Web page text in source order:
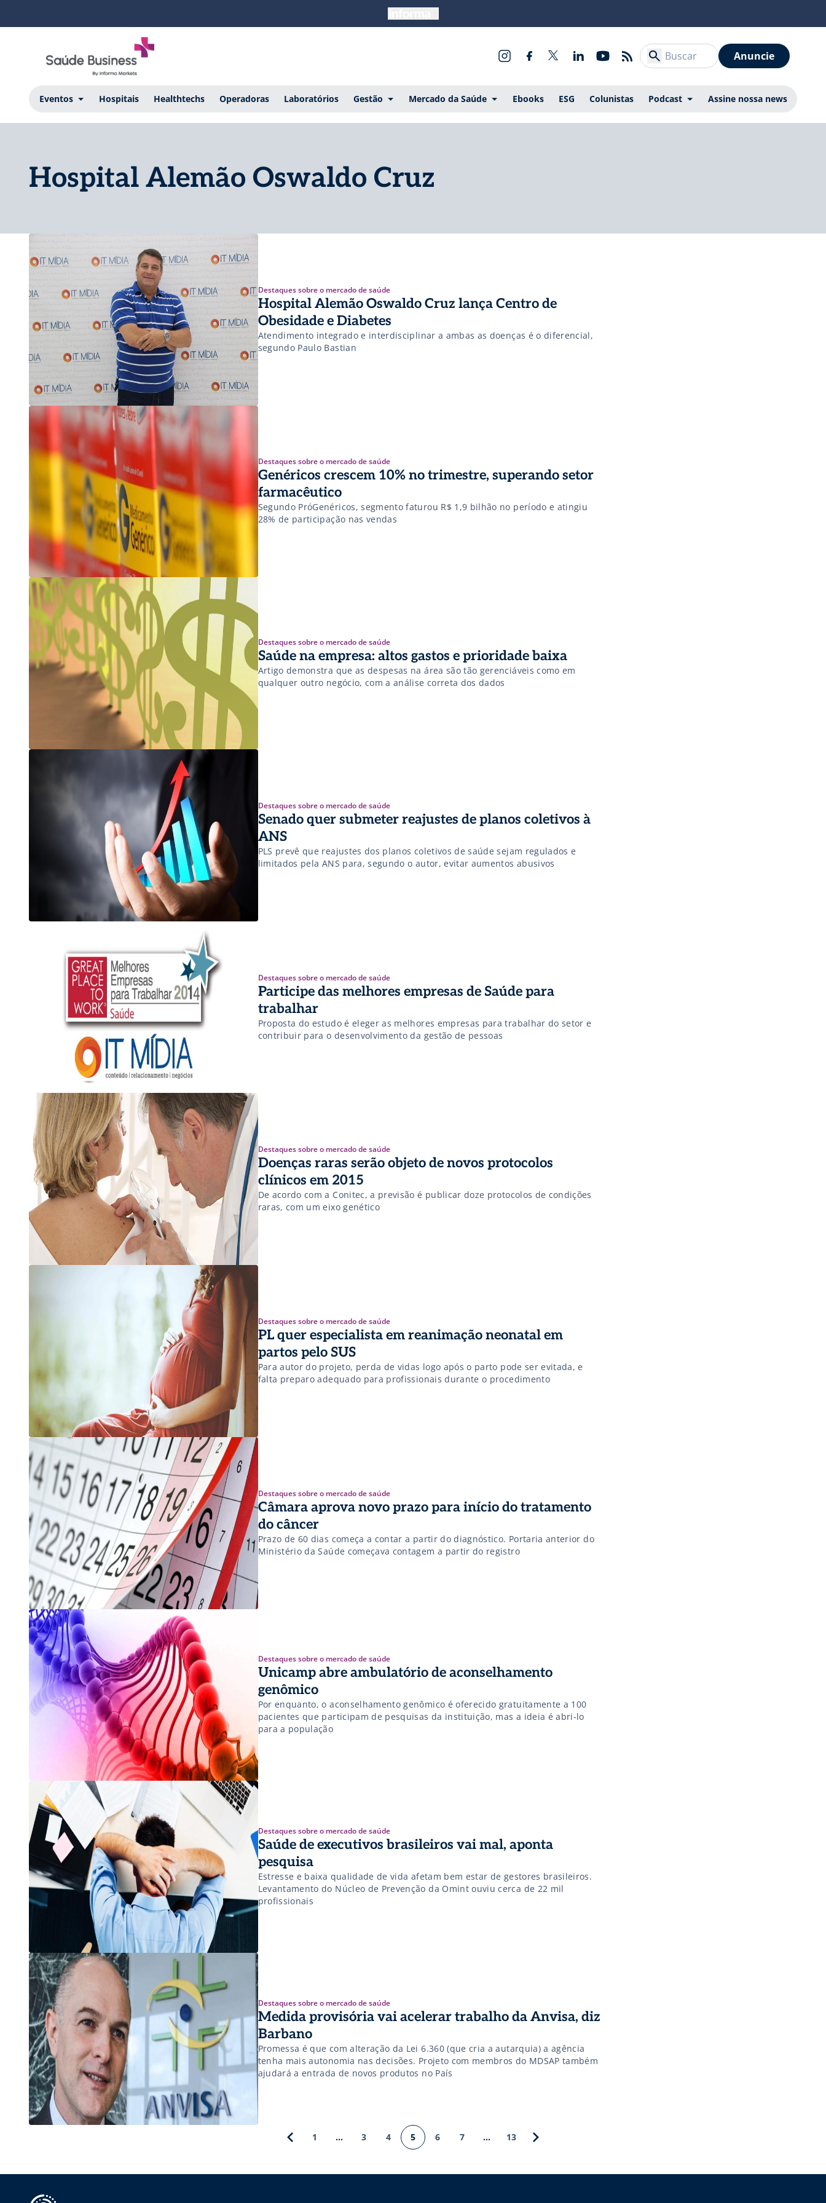
Anuncie
Eventos Hospitais Healthtechs Operadoras Laboratórios Gestão Mercado da Saúde Ebooks ESG Colunistas Podcast Assine nossa news
Hospital Alemão Oswaldo Cruz
Destaques sobre o mercado de saúde
Hospital Alemão Oswaldo Cruz lança Centro de
Obesidade e Diabetes
Atendimento integrado e interdisciplinar a ambas as doenças é o diferencial,
segundo Paulo Bastian
Destaques sobre o mercado de saúde
Genéricos crescem 10% no trimestre, superando setor
farmacêutico
Segundo PróGenéricos, segmento faturou R$ 1,9 bilhão no período e atingiu
28% de participação nas vendas
Destaques sobre o mercado de saúde
Saúde na empresa: altos gastos e prioridade baixa
Artigo demonstra que as despesas na área são tão gerenciáveis como em
qualquer outro negócio, com a análise correta dos dados
Destaques sobre o mercado de saúde
Senado quer submeter reajustes de planos coletivos à
ANS
PLS prevê que reajustes dos planos coletivos de saúde sejam regulados e
limitados pela ANS para, segundo o autor, evitar aumentos abusivos
Destaques sobre o mercado de saúde
Participe das melhores empresas de Saúde para
trabalhar
Proposta do estudo é eleger as melhores empresas para trabalhar do setor e
contribuir para o desenvolvimento da gestão de pessoas
Destaques sobre o mercado de saúde
Doenças raras serão objeto de novos protocolos
clínicos em 2015
De acordo com a Conitec, a previsão é publicar doze protocolos de condições
raras, com um eixo genético
Destaques sobre o mercado de saúde
PL quer especialista em reanimação neonatal em
partos pelo SUS
Para autor do projeto, perda de vidas logo após o parto pode ser evitada, e
falta preparo adequado para profissionais durante o procedimento
Destaques sobre o mercado de saúde
Câmara aprova novo prazo para início do tratamento
do câncer
Prazo de 60 dias começa a contar a partir do diagnóstico. Portaria anterior do
Ministério da Saúde começava contagem a partir do registro
Destaques sobre o mercado de saúde
Unicamp abre ambulatório de aconselhamento
genômico
Por enquanto, o aconselhamento genômico é oferecido gratuitamente a 100
pacientes que participam de pesquisas da instituição, mas a ideia é abri-lo
para a população
Destaques sobre o mercado de saúde
Saúde de executivos brasileiros vai mal, aponta
pesquisa
Estresse e baixa qualidade de vida afetam bem estar de gestores brasileiros.
Levantamento do Núcleo de Prevenção da Omint ouviu cerca de 22 mil
profissionais
Destaques sobre o mercado de saúde
Medida provisória vai acelerar trabalho da Anvisa, diz
Barbano
Promessa é que com alteração da Lei 6.360 (que cria a autarquia) a agência
tenha mais autonomia nas decisões. Projeto com membros do MDSAP também
ajudará a entrada de novos produtos no País
1 … 3 4 5 6 7 … 13